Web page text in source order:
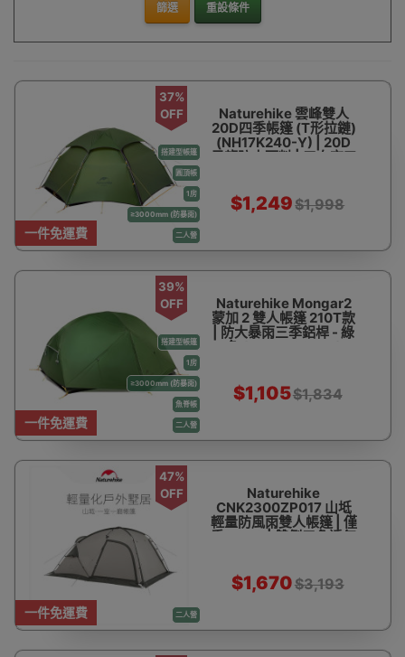
篩選 重設條件
一件免運費
搭建型帳篷
圓頂帳
1房
≥3000mm (防暴雨)
二人營
37%
OFF
Naturehike 雲峰雙人
20D四季帳篷 (T形拉鏈)
(NH17K240-Y) | 20D
尼龍防水面料 | 三向交叉
$1,249$1,998
一件免運費
搭建型帳篷
1房
≥3000mm (防暴雨)
魚脊帳
二人營
39%
OFF
Naturehike Mongar2
蒙加 2 雙人帳篷 210T款
| 防大暴雨三季鋁桿 - 綠
色 (NH17T007-M)
$1,105$1,834
一件免運費 二人營
47%
OFF
Naturehike
CNK2300ZP017 山坻
輕量防風雨雙人帳篷 | 僅
重3.3KG | 雙側三角透氣
$1,670$3,193